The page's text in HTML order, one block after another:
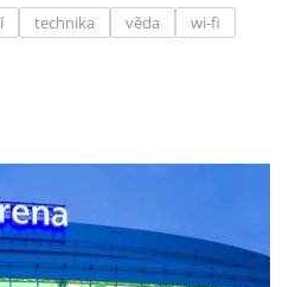
technika věda
wi-fi